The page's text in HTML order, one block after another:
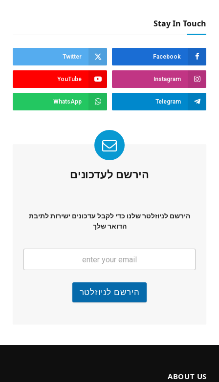
Stay In Touch
Facebook
Twitter
Instagram
YouTube
Telegram
WhatsApp
הירשם לעדכונים
הירשם לניוזלטר שלנו כדי לקבל עדכונים ישירות לתיבת
הדואר שלך
הירשם לניוזלטר
ABOUT US